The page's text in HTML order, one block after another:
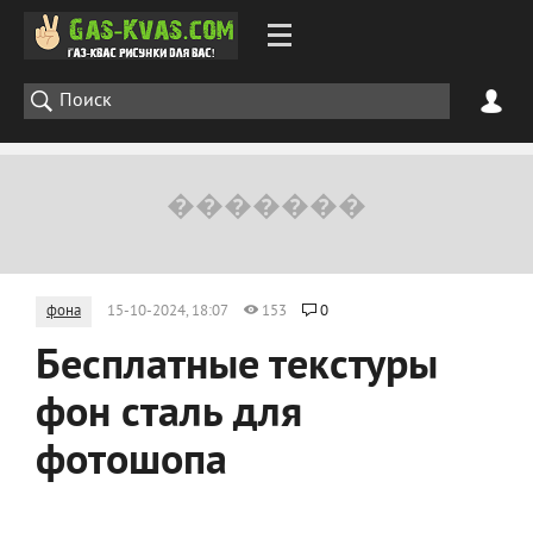
фона 15-10-2024, 18:07 153 0
Бесплатные текстуры
фон сталь для
фотошопа